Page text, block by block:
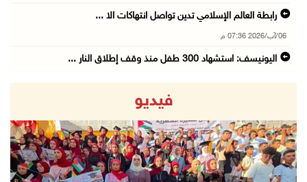
رابطة العالم الإسلامي تدين تواصل انتهاكات الا ...
06/آب/2026 07:36 م
اليونيسف: استشهاد 300 طفل منذ وقف إطلاق النار ...
الاحتلال يدمّر بيت الزوجية قبل ساعات من الزفا ...
06/آب/2026 07:27 م
إصابتان بالرصاص والاعتداء خلال اقتحام الاحتلا ...
06/آب/2026 06:56 م
فيديو